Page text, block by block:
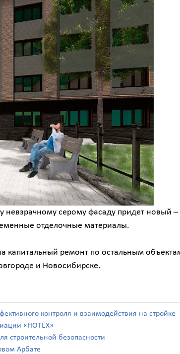
серому фасаду придет новый –
отделочные материалы.
капитальный ремонт по остальным
и Новосибирске.
контроля и взаимодействия на стройке
«НОТЕХ»
строительной безопасности
Арбате